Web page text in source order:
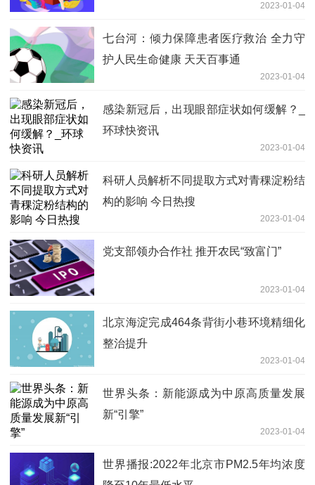
2023-01-04
七台河：倾力保障患者医疗救治 全力守
护人民生命健康 天天百事通
2023-01-04
感染新冠后，出现眼部症状如何缓解？_
环球快资讯
2023-01-04
科研人员解析不同提取方式对青稞淀粉结
构的影响 今日热搜
2023-01-04
党支部领办合作社 推开农民“致富门”
2023-01-04
北京海淀完成464条背街小巷环境精细化
整治提升
2023-01-04
世界头条：新能源成为中原高质量发展
新“引擎”
2023-01-04
世界播报:2022年北京市PM2.5年均浓度